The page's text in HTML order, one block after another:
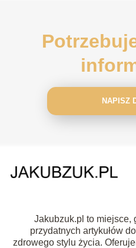
NAPISZ
Jakubzuk.pl to miejsce,
przydatnych artykułów
zdrowego stylu życia.